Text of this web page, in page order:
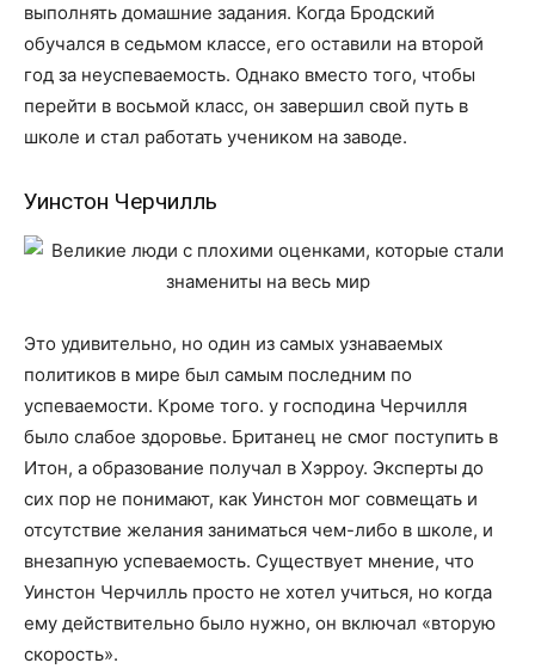
выполнять домашние задания. Когда Бродский
обучался в седьмом классе, его оставили на второй
год за неуспеваемость. Однако вместо того, чтобы
перейти в восьмой класс, он завершил свой путь в
школе и стал работать учеником на заводе.
Уинстон Черчилль
Это удивительно, но один из самых узнаваемых
политиков в мире был самым последним по
успеваемости. Кроме того. у господина Черчилля
было слабое здоровье. Британец не смог поступить в
Итон, а образование получал в Хэрроу. Эксперты до
сих пор не понимают, как Уинстон мог совмещать и
отсутствие желания заниматься чем-либо в школе, и
внезапную успеваемость. Существует мнение, что
Уинстон Черчилль просто не хотел учиться, но когда
ему действительно было нужно, он включал «вторую
скорость».